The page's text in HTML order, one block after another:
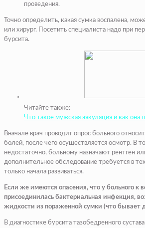
проведения.
Точно определить, какая сумка воспалена,
или хирург. Посетить специалиста надо при
бурсита.
Читайте также:
Что такое мужская эякуляция и как она
Вначале врач проводит опрос больного
болей, после чего осуществляется осмотр. В
недостаточно, больному назначают рентген
дополнительное обследование требуется в
только начала развиваться.
Если же имеются опасения, что у больного к
присоединилась бактериальная инфекция,
жидкости из пораженной сумки (что бывает
В диагностике бурсита тазобедренного